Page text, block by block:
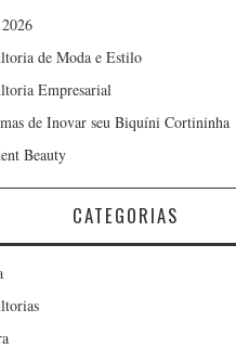
de Moda e Estilo
Empresarial
de Inovar seu Biquíni Cortininha
Beauty
CATEGORIAS